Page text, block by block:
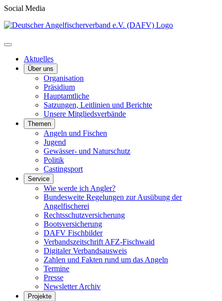
Social Media
Aktuelles
Über uns
Organisation
Präsidium
Hauptamtliche
Satzungen, Leitlinien und Berichte
Unsere Mitgliedsverbände
Themen
Angeln und Fischen
Jugend
Gewässer- und Naturschutz
Politik
Castingsport
Service
Wie werde ich Angler?
Bundesweite Regelungen zur Ausübung der
Angelfischerei
Rechtsschutzversicherung
Bootsversicherung
DAFV Fischbilder
Verbandszeitschrift AFZ-Fischwaid
Digitaler Verbandsausweis
Zahlen und Fakten rund um das Angeln
Termine
Presse
Newsletter Archiv
Projekte